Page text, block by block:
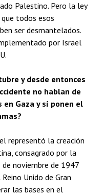
Palestino. Pero la ley
todos esos
ser desmantelados.
por Israel
y desde entonces
no hablan de
Gaza y sí ponen el
representó la creación
consagrado por la
noviembre de 1947
Unido de Gran
las bases en el